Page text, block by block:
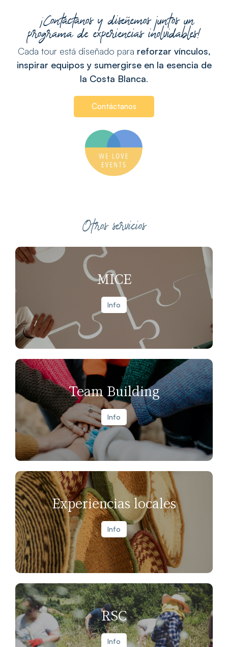
¡Contáctanos y diseñemos juntos un
programa de experiencias inolvidables!
Cada tour está diseñado para reforzar vínculos,
inspirar equipos y sumergirse en la esencia de
la Costa Blanca.
Contáctanos
Otros servicios
MICE
Info
Team Building
Info
Experiencias locales
Info
RSC
Info